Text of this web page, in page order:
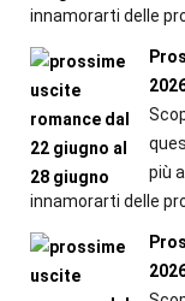
innamorarti delle
più
innamorarti delle